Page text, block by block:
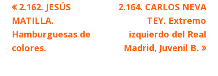
Navegación
de
entradas
Artículo
anterior
2.162. JESÚS
MATILLA.
Hamburguesas de
colores.
Artículo
siguiente
2.164. CARLOS NEVA
TEY. Extremo
izquierdo del Real
Madrid, Juvenil B.